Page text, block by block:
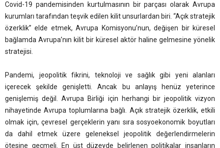
Covid-19 pandemisinden kurtulmasının bir parçası olarak Avrupa
kurumları tarafından teşvik edilen kilit unsurlardan biri. “Açık stratejik
özerklik” elde etmek, Avrupa Komisyonu’nun, değişen bir küresel
bağlamda Avrupa’nın kilit bir küresel aktör haline gelmesine yönelik
stratejisi.
Pandemi, jeopolitik fikrini, teknoloji ve sağlık gibi yeni alanları
içerecek şekilde genişletti. Ancak bu anlayış henüz yeterince
genişlemiş değil. Avrupa Birliği için herhangi bir jeopolitik vizyon
nihayetinde Avrupa toplumlarına bağlı. Açık stratejik özerklik, etkili
olmak için, çevresel gerçeklerin yanı sıra sosyoekonomik boyutları
da dahil etmek üzere geleneksel jeopolitik değerlendirmelerin
ötesine geçmeli. En üst düzeyde belirlenen politikalar insanların